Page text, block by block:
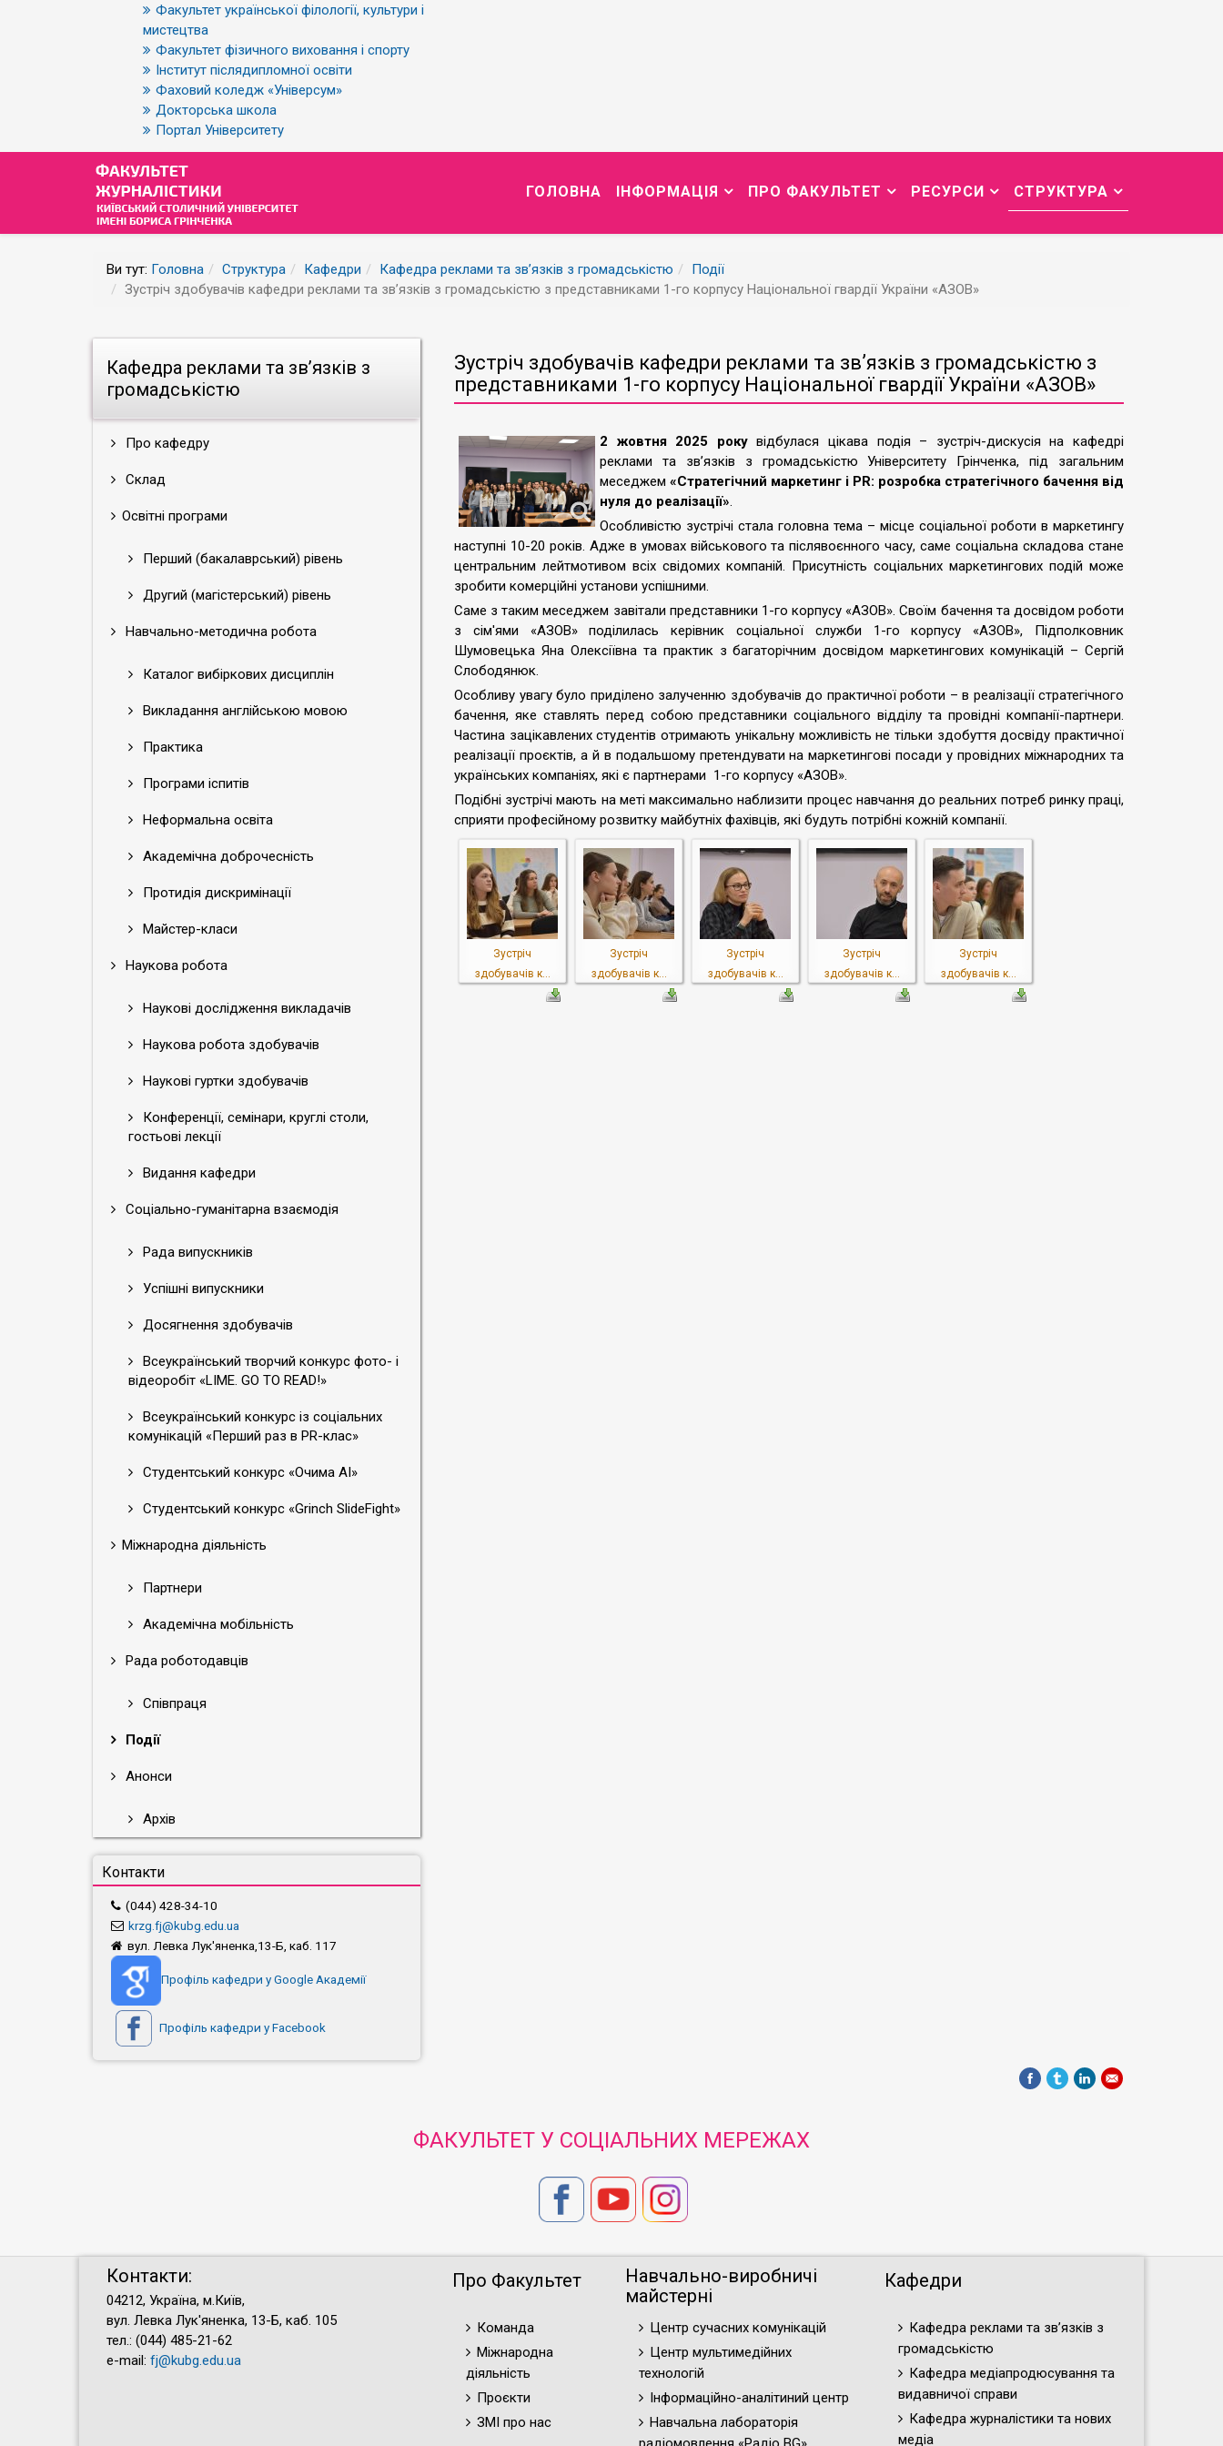
Факультет української філології, культури і
мистецтва
Факультет фізичного виховання і спорту
Інститут післядипломної освіти
Фаховий коледж «Універсум»
Докторська школа
Портал Університету
ГОЛОВНА ІНФОРМАЦІЯ ПРО ФАКУЛЬТЕТ РЕСУРСИ СТРУКТУРА
Ви тут: Головна Структура Кафедри Кафедра реклами та зв’язків з громадськістю
Події
Зустріч здобувачів кафедри реклами та звʼязків з громадськістю з представниками 1-го корпусу Національної гвардії України «АЗОВ»
Кафедра реклами та зв’язків з
громадськістю
Про кафедру
Склад
Освітні програми
Перший (бакалаврський) рівень
Другий (магістерський) рівень
Навчально-методична робота
Каталог вибіркових дисциплін
Викладання англійською мовою
Практика
Програми іспитів
Неформальна освіта
Академічна доброчесність
Протидія дискримінації
Майстер-класи
Наукова робота
Наукові дослідження викладачів
Наукова робота здобувачів
Наукові гуртки здобувачів
Конференції, семінари, круглі столи,
гостьові лекції
Видання кафедри
Соціально-гуманітарна взаємодія
Рада випускників
Успішні випускники
Досягнення здобувачів
Всеукраїнський творчий конкурс фото- і
відеоробіт «LIME. GO TO READ!»
Всеукраїнський конкурс із соціальних
комунікацій «Перший раз в PR-клас»
Студентський конкурс «Очима АІ»
Студентський конкурс «Grinch SlideFight»
Міжнародна діяльність
Партнери
Академічна мобільність
Рада роботодавців
Співпраця
Події
Анонси
Архів
Контакти
(044) 428-34-10
krzg.fj@kubg.edu.ua
вул. Левка Лук'яненка,13-Б, каб. 117
Профіль кафедри у Google Академії
Профіль кафедри у Facebook
Зустріч здобувачів кафедри реклами та звʼязків з громадськістю з
представниками 1-го корпусу Національної гвардії України «АЗОВ»
2 жовтня 2025 рокувідбулася цікава подія – зустріч-дискусія на кафедрі
реклами та звʼязків з громадськістю Університету Грінченка, під загальним
меседжем «Стратегічний маркетинг і PR: розробка стратегічного бачення від
нуля до реалізації».
Особливістю зустрічі стала головна тема – місце соціальної роботи в маркетингу
наступні 10-20 років. Адже в умовах військового та післявоєнного часу, саме соціальна складова стане
центральним лейтмотивом всіх свідомих компаній. Присутність соціальних маркетингових подій може
зробити комерційні установи успішними.
Саме з таким меседжем завітали представники 1-го корпусу «АЗОВ». Своїм бачення та досвідом роботи
з сім'ями «АЗОВ» поділилась керівник соціальної служби 1-го корпусу «АЗОВ», Підполковник
Шумовецька Яна Олексіївна та практик з багаторічним досвідом маркетингових комунікацій – Сергій
Слободянюк.
Особливу увагу було приділено залученню здобувачів до практичної роботи – в реалізації стратегічного
бачення, яке ставлять перед собою представники соціального відділу та провідні компанії-партнери.
Частина зацікавлених студентів отримають унікальну можливість не тільки здобуття досвіду практичної
реалізації проєктів, а й в подальшому претендувати на маркетингові посади у провідних міжнародних та
українських компаніях, які є партнерами 1-го корпусу «АЗОВ».
Подібні зустрічі мають на меті максимально наблизити процес навчання до реальних потреб ринку праці,
сприяти професійному розвитку майбутніх фахівців, які будуть потрібні кожній компанії.
Зустріч
здобувачів к...
Зустріч
здобувачів к...
Зустріч
здобувачів к...
Зустріч
здобувачів к...
Зустріч
здобувачів к...
ФАКУЛЬТЕТ У СОЦІАЛЬНИХ МЕРЕЖАХ
Контакти:
04212, Україна, м.Київ,
вул. Левка Лук'яненка, 13-Б, каб. 105
тел.: (044) 485-21-62
e-mail: fj@kubg.edu.ua
Про Факультет
Команда
Міжнародна
діяльність
Проєкти
ЗМІ про нас
Навчально-виробничі
майстерні
Центр сучасних комунікацій
Центр мультимедійних
технологій
Інформаційно-аналітиний центр
Навчальна лабораторія
Кафедри
Кафедра реклами та зв’язків з
громадськістю
Кафедра медіапродюсування та
видавничої справи
Кафедра журналістики та нових
медіа